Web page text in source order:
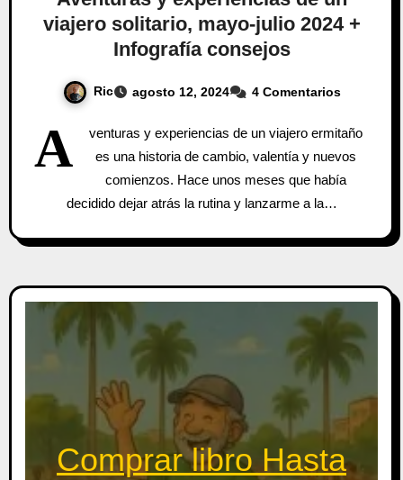
viajero solitario, mayo-julio 2024 +
Infografía consejos
Ric agosto 12, 2024 4 Comentarios
A
venturas y experiencias de un viajero ermitaño
es una historia de cambio, valentía y nuevos
comienzos. Hace unos meses que había
decidido dejar atrás la rutina y lanzarme a la…
Comprar libro Hasta